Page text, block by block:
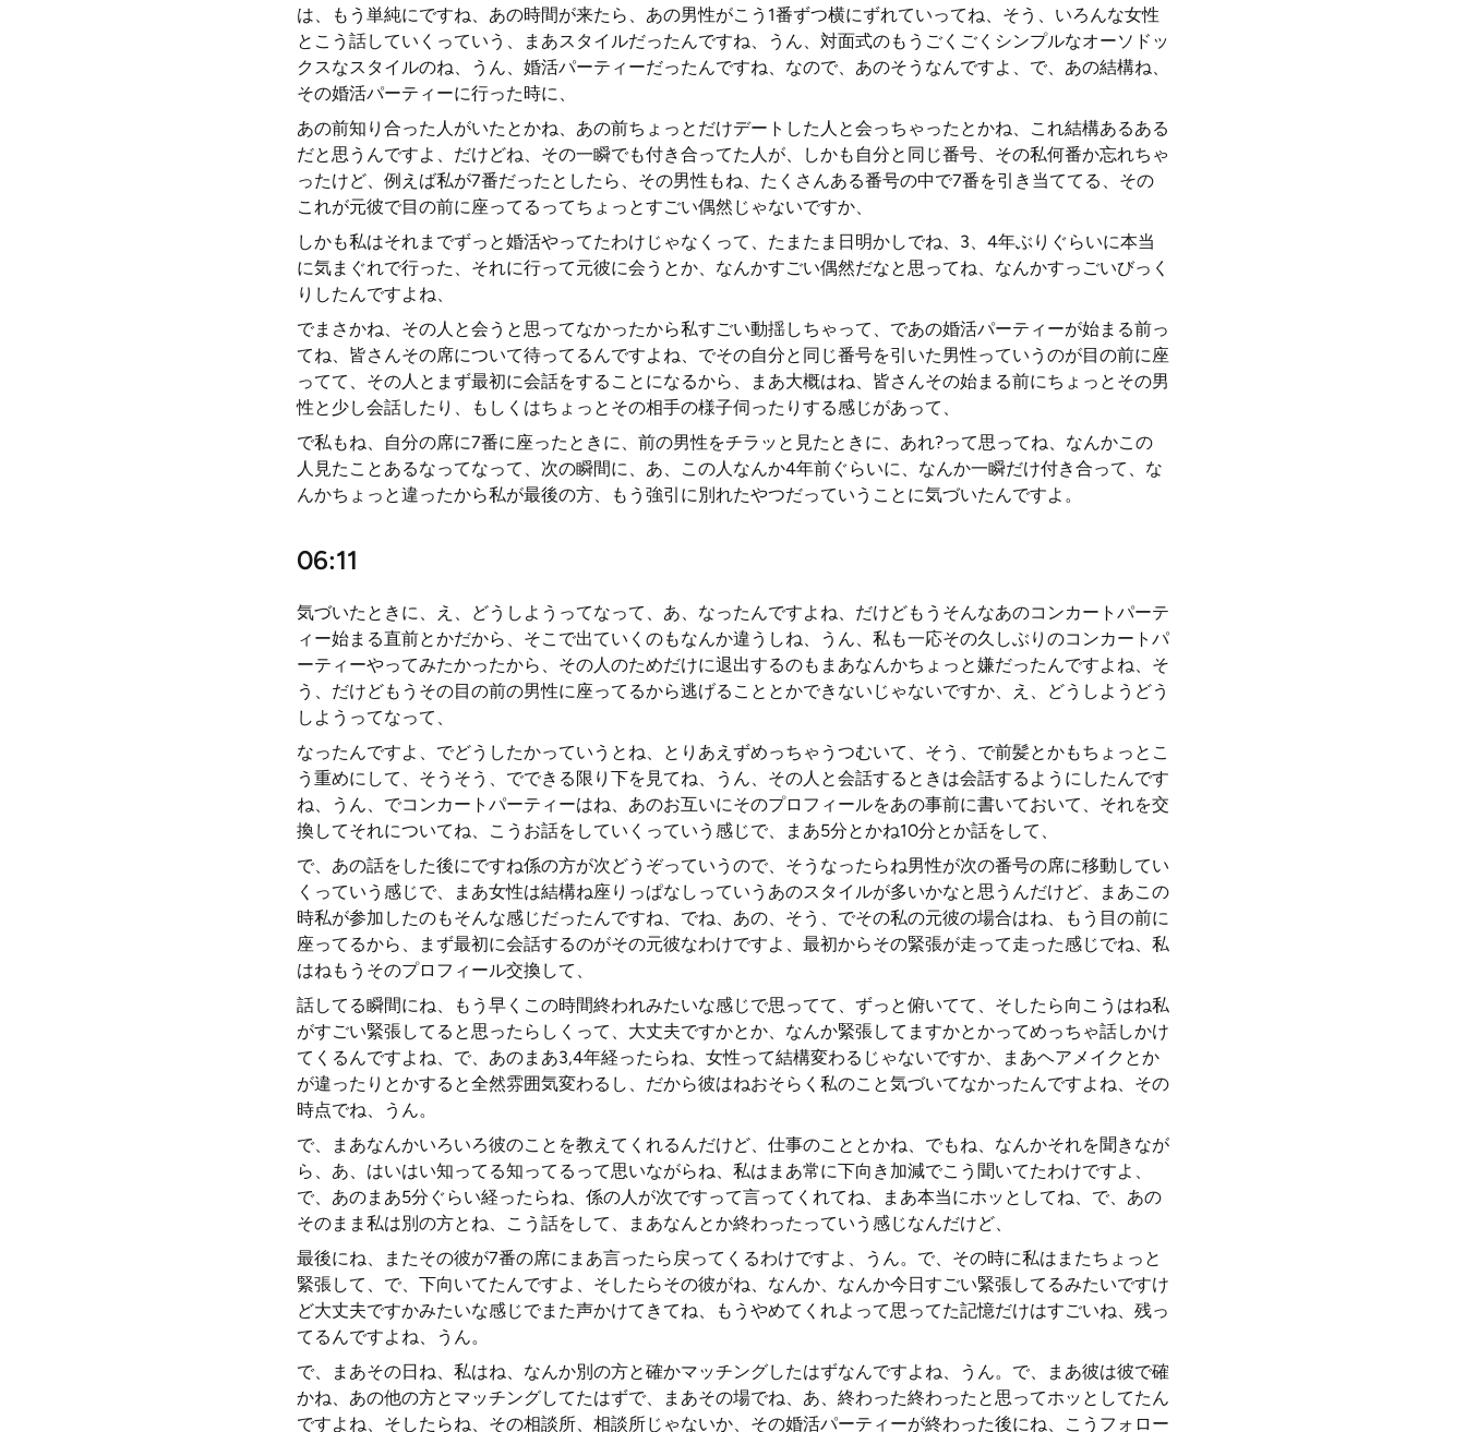
は、もう単純にですね、あの時間が来たら、あの男性がこう1番ずつ横にずれていってね、そう、いろんな女性
とこう話していくっていう、まあスタイルだったんですね、うん、対面式のもうごくごくシンプルなオーソドッ
クスなスタイルのね、うん、婚活パーティーだったんですね、なので、あのそうなんですよ、で、あの結構ね、
その婚活パーティーに行った時に、
あの前知り合った人がいたとかね、あの前ちょっとだけデートした人と会っちゃったとかね、これ結構あるある
だと思うんですよ、だけどね、その一瞬でも付き合ってた人が、しかも自分と同じ番号、その私何番か忘れちゃ
ったけど、例えば私が7番だったとしたら、その男性もね、たくさんある番号の中で7番を引き当ててる、その
これが元彼で目の前に座ってるってちょっとすごい偶然じゃないですか、
しかも私はそれまでずっと婚活やってたわけじゃなくって、たまたま日明かしでね、3、4年ぶりぐらいに本当
に気まぐれで行った、それに行って元彼に会うとか、なんかすごい偶然だなと思ってね、なんかすっごいびっく
りしたんですよね、
でまさかね、その人と会うと思ってなかったから私すごい動揺しちゃって、であの婚活パーティーが始まる前っ
てね、皆さんその席について待ってるんですよね、でその自分と同じ番号を引いた男性っていうのが目の前に座
ってて、その人とまず最初に会話をすることになるから、まあ大概はね、皆さんその始まる前にちょっとその男
性と少し会話したり、もしくはちょっとその相手の様子伺ったりする感じがあって、
で私もね、自分の席に7番に座ったときに、前の男性をチラッと見たときに、あれ?って思ってね、なんかこの
人見たことあるなってなって、次の瞬間に、あ、この人なんか4年前ぐらいに、なんか一瞬だけ付き合って、な
んかちょっと違ったから私が最後の方、もう強引に別れたやつだっていうことに気づいたんですよ。
06:11
気づいたときに、え、どうしようってなって、あ、なったんですよね、だけどもうそんなあのコンカートパーテ
ィー始まる直前とかだから、そこで出ていくのもなんか違うしね、うん、私も一応その久しぶりのコンカートパ
ーティーやってみたかったから、その人のためだけに退出するのもまあなんかちょっと嫌だったんですよね、そ
う、だけどもうその目の前の男性に座ってるから逃げることとかできないじゃないですか、え、どうしようどう
しようってなって、
なったんですよ、でどうしたかっていうとね、とりあえずめっちゃうつむいて、そう、で前髪とかもちょっとこ
う重めにして、そうそう、でできる限り下を見てね、うん、その人と会話するときは会話するようにしたんです
ね、うん、でコンカートパーティーはね、あのお互いにそのプロフィールをあの事前に書いておいて、それを交
換してそれについてね、こうお話をしていくっていう感じで、まあ5分とかね10分とか話をして、
で、あの話をした後にですね係の方が次どうぞっていうので、そうなったらね男性が次の番号の席に移動してい
くっていう感じで、まあ女性は結構ね座りっぱなしっていうあのスタイルが多いかなと思うんだけど、まあこの
時私が参加したのもそんな感じだったんですね、でね、あの、そう、でその私の元彼の場合はね、もう目の前に
座ってるから、まず最初に会話するのがその元彼なわけですよ、最初からその緊張が走って走った感じでね、私
はねもうそのプロフィール交換して、
話してる瞬間にね、もう早くこの時間終われみたいな感じで思ってて、ずっと俯いてて、そしたら向こうはね私
がすごい緊張してると思ったらしくって、大丈夫ですかとか、なんか緊張してますかとかってめっちゃ話しかけ
てくるんですよね、で、あのまあ3,4年経ったらね、女性って結構変わるじゃないですか、まあヘアメイクとか
が違ったりとかすると全然雰囲気変わるし、だから彼はねおそらく私のこと気づいてなかったんですよね、その
時点でね、うん。
で、まあなんかいろいろ彼のことを教えてくれるんだけど、仕事のこととかね、でもね、なんかそれを聞きなが
ら、あ、はいはい知ってる知ってるって思いながらね、私はまあ常に下向き加減でこう聞いてたわけですよ、
で、あのまあ5分ぐらい経ったらね、係の人が次ですって言ってくれてね、まあ本当にホッとしてね、で、あの
そのまま私は別の方とね、こう話をして、まあなんとか終わったっていう感じなんだけど、
最後にね、またその彼が7番の席にまあ言ったら戻ってくるわけですよ、うん。で、その時に私はまたちょっと
緊張して、で、下向いてたんですよ、そしたらその彼がね、なんか、なんか今日すごい緊張してるみたいですけ
ど大丈夫ですかみたいな感じでまた声かけてきてね、もうやめてくれよって思ってた記憶だけはすごいね、残っ
てるんですよね、うん。
で、まあその日ね、私はね、なんか別の方と確かマッチングしたはずなんですよね、うん。で、まあ彼は彼で確
かね、あの他の方とマッチングしてたはずで、まあその場でね、あ、終わった終わったと思ってホッとしてたん
ですよね、そしたらね、その相談所、相談所じゃないか、その婚活パーティーが終わった後にね、こうフォロー